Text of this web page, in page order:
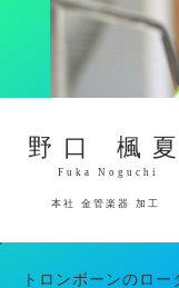
野口 楓夏
Fuka Noguchi
本社 金管楽器 加工
トロンボーンのロ